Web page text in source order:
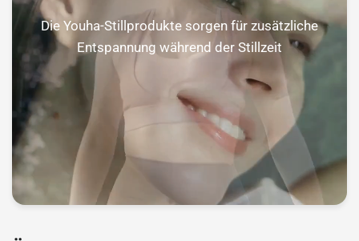
Die Youha-Stillprodukte sorgen für zusätzliche
Entspannung während der Stillzeit